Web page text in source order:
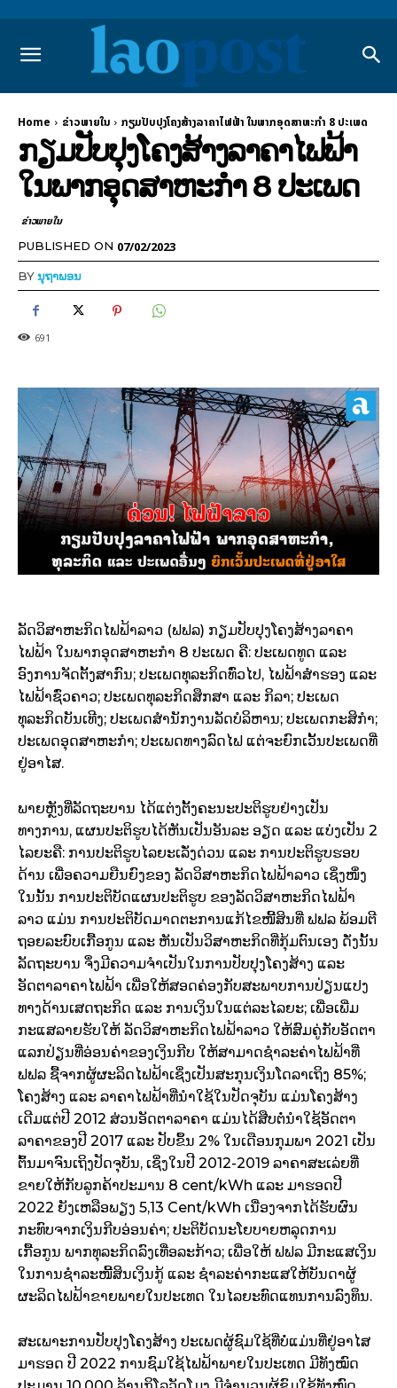
Home ຂ່າວພາຍ​ໃນ ກຽມປັບປຸງໂຄງສ້າງລາຄາໄຟຟ້າ ໃນພາກອຸດສາຫະກໍາ 8 ປະເພດ
ກຽມປັບປຸງໂຄງສ້າງລາຄາໄຟຟ້າ
ໃນພາກອຸດສາຫະກໍາ 8 ປະເພດ
ຂ່າວພາຍ​ໃນ
PUBLISHED ON 07/02/2023
BYນຸຖາພອນ
691
ລັດວິສາຫະກິດໄຟຟ້າລາວ (ຟຟລ) ກຽມປັບປຸງໂຄງສ້າງລາຄາ
ໄຟຟ້າ ໃນພາກອຸດສາຫະກໍາ 8 ປະເພດ ຄື: ປະເພດທູດ ແລະ
ອົງການຈັດຕັ້ງສາກົນ; ປະເພດທຸລະກິດທົ່ວໄປ, ໄຟຟ້າສໍາຮອງ ແລະ
ໄຟຟ້າຊົ່ວຄາວ; ປະເພດທຸລະກິດສຶກສາ ແລະ ກິລາ; ປະເພດ
ທຸລະກິດບັນເທີງ; ປະເພດສໍານັກງານລັດບໍລິຫານ; ປະເພດກະສິກໍາ;
ປະເພດອຸດສາຫະກຳ; ປະເພດທາງລົດໄຟ ແຕ່ຈະຍົກເວັ້ນປະເພດທີ່
ຢູ່ອາໄສ.
ພາຍຫຼັງທີ່ລັດຖະບານ ໄດ້ແຕ່ງຕັ້ງຄະນະປະຕິຮູບຢ່າງເປັນ
ທາງການ, ແຜນປະຕິຮູບໄດ້ຫັນເປັນອັນລະ ອຽດ ແລະ ແບ່ງເປັນ 2
ໄລຍະຄື: ການປະຕິຮູບໄລຍະເລັ່ງດ່ວນ ແລະ ການປະຕິຮູບຮອບ
ດ້ານ ເພື່ອຄວາມຍືນຍົງຂອງ ລັດວິສາຫະກິດໄຟຟ້າລາວ ເຊິ່ງໜຶ່ງ
ໃນນັ້ນ ການປະຕິບັດແຜນປະຕິຮູບ ຂອງລັດວິສາຫະກິດໄຟຟ້າ
ລາວ ແມ່ນ ການປະຕິບັດມາດຕະການແກ້ໄຂໜີ້ສິນທີ່ ຟຟລ ພ້ອມຕີ
ຖອຍລະບົບເກື້ອກູນ ແລະ ຫັນເປັນວິສາຫະກິດທີ່ກຸ້ມຕົນເອງ ດັ່ງນັ້ນ
ລັດຖະບານ ຈຶ່ງມີຄວາມຈຳເປັນໃນການປັບປຸງໂຄງສ້າງ ແລະ
ອັດຕາລາຄາໄຟຟ້າ ເພື່ອໃຫ້ສອດຄ່ອງກັບສະພາບການປ່ຽນແປງ
ທາງດ້ານເສດຖະກິດ ແລະ ການເງິນໃນແຕ່ລະໄລຍະ; ເພື່ອເພີ່ມ
ກະແສລາຍຮັບໃຫ້ ລັດວິສາຫະກິດໄຟຟ້າລາວ ໃຫ້ສົມຄູ່ກັບອັດຕາ
ແລກປ່ຽນທີ່ອ່ອນຄ່າຂອງເງິນກີບ ໃຫ້ສາມາດຊຳລະຄ່າໄຟຟ້າທີ່
ຟຟລ ຊື້ຈາກຜູ້ຜະລິດໄຟຟ້າເຊິ່ງເປັນສະກຸນເງິນໂດລາເຖິງ 85%;
ໂຄງສ້າງ ແລະ ລາຄາໄຟຟ້າທີ່ນຳໃຊ້ໃນປັດຈຸບັນ ແມ່ນໂຄງສ້າງ
ເດີມແຕ່ປີ 2012 ສ່ວນອັດຕາລາຄາ ແມ່ນໄດ້ສືບຕໍ່ນຳໃຊ້ອັດຕາ
ລາຄາຂອງປີ 2017 ແລະ ປັບຂຶ້ນ 2% ໃນເດືອນກຸມພາ 2021 ເປັນ
ຕົ້ນມາຈົນເຖິງປັດຈຸບັນ, ເຊິ່ງໃນປີ 2012-2019 ລາຄາສະເລ່ຍທີ່
ຂາຍໃຫ້ກັບລູກຄ້າປະມານ 8 cent/kWh ແລະ ມາຮອດປີ
2022 ຍັງເຫລືອພຽງ 5,13 Cent/kWh ເນື່ອງຈາກໄດ້ຮັບຜົນ
ກະທົບຈາກເງິນກີບອ່ອນຄ່າ; ປະຕິບັດນະໂຍບາຍຫລຸດການ
ເກື້ອກູນ ພາກທຸລະກິດລົງເທື່ອລະກ້າວ; ເພື່ອໃຫ້ ຟຟລ ມີກະແສເງິນ
ໃນການຊຳລະໜີ້ສິນເງິນກູ້ ແລະ ຊຳລະຄ່າກະແສໃຫ້ບັນດາຜູ້
ຜະລິດໄຟຟ້າຂາຍພາຍໃນປະເທດ ໃນໄລຍະທົດແທນການລົງທຶນ.
ສະເພາະການປັບປຸງໂຄງສ້າງ ປະເພດຜູ້ຊົມໃຊ້ທີ່ບໍ່ແມ່ນທີ່ຢູ່ອາໄສ
ມາຮອດ ປີ 2022 ການຊົມໃຊ້ໄຟຟ້າພາຍໃນປະເທດ ມີທັງໝົດ